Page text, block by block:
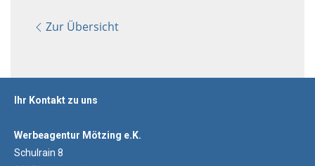
Zur Übersicht
Ihr Kontakt zu uns
Werbeagentur Mötzing e.K.
Schulrain 8